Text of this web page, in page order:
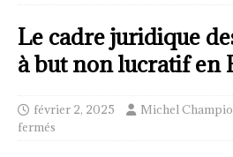
Le cadre juridique
à but non lucratif en
février 2, 2025 Michel
fermés